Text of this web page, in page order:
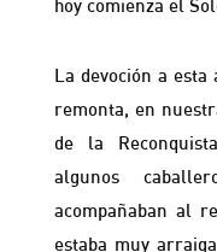
hoy comienza el
La devoción a esta
remonta, en
de la
algunos
acompañaban al
estaba muy